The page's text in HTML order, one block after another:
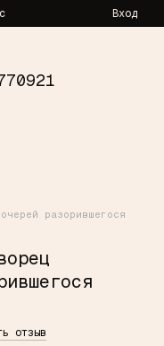
Вход
разорившегося
отзыв